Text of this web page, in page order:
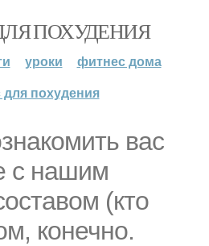
ПОХУДЕНИЯ
уроки
фитнес дома
похудения
вас
с нашим
(кто
конечно.